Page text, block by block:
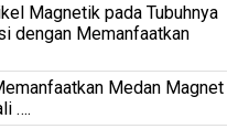
Magnetik pada Tubuhnya
dengan Memanfaatkan
Medan Magnet
….